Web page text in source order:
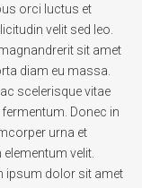
orci luctus et
velit sed leo.
sit amet
diam eu massa.
scelerisque vitae
Donec in
urna et
velit.
ipsum dolor sit amet